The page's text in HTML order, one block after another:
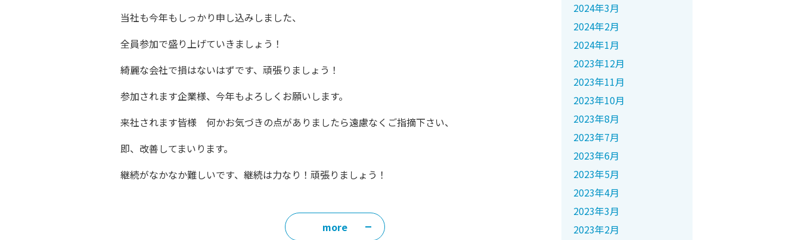
当社も今年もしっかり申し込みしました、
全員参加で盛り上げていきましょう！
綺麗な会社で損はないはずです、頑張りましょう！
参加されます企業様、今年もよろしくお願いします。
来社されます皆様 何かお気づきの点がありましたら遠慮なくご指摘下さい、
即、改善してまいります。
継続がなかなか難しいです、継続は力なり！頑張りましょう！
more
2024年3月
2024年2月
2024年1月
2023年12月
2023年11月
2023年10月
2023年8月
2023年7月
2023年6月
2023年5月
2023年4月
2023年3月
2023年2月